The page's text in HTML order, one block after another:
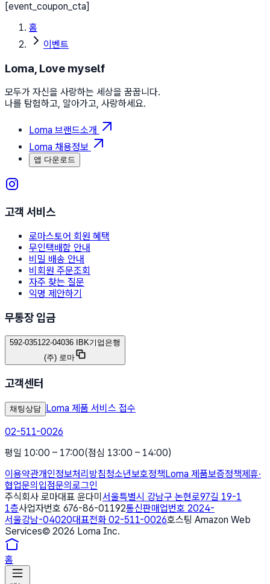
[event_coupon_cta]
홈
이벤트
Loma, Love myself
모두가 자신을 사랑하는 세상을 꿈꿉니다.
나를 탐험하고, 알아가고, 사랑하세요.
Loma 브랜드소개
Loma 채용정보
앱 다운로드
고객 서비스
로마스토어 회원 혜택
무인택배함 안내
비밀 배송 안내
비회원 주문조회
자주 찾는 질문
익명 제안하기
무통장 입금
592-035122-04036 IBK기업은행
(주) 로마
고객센터
채팅상담 Loma 제품 서비스 접수
02-511-0026
평일 10:00 – 17:00(점심 13:00 – 14:00)
이용약관개인정보처리방침청소년보호정책Loma 제품보증정책제휴·
협업문의 입점문의 로그인
주식회사 로마대표 윤다미 서울특별시 강남구 논현로97길 19-1
1층사업자번호 676-86-01192통신판매업번호 2024-
서울강남-04020대표전화 02-511-0026호스팅 Amazon Web
Services© 2026 Loma Inc.
홈